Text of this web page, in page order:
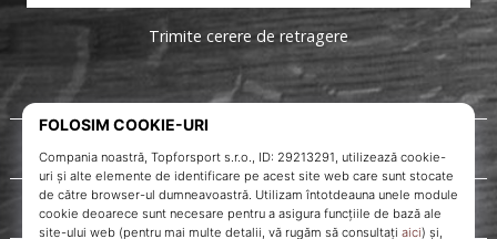
Despre noi
Servicii clienți
Trimite cerere de retragere